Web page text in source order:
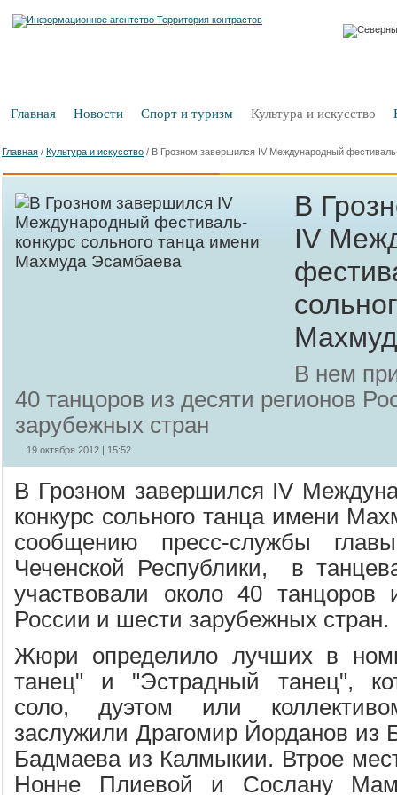
Главная Новости Спорт и туризм Культура и искусство
Главная / Культура и искусство / В Грозном завершился IV Международный
В
IV
В нем
40 танцоров из десяти регионов
зарубежных стран
19 октября 2012 | 15:52
В Грозном завершился IV
конкурс сольного танца имени
сообщению пресс-службы
Чеченской Республики, в
участвовали около 40 танцоров
России и шести зарубежных стран.
Жюри определило лучших в
танец" и "Эстрадный танец",
соло, дуэтом или
заслужили Драгомир Йорданов из
Бадмаева из Калмыкии. Втрое
Нонне Плиевой и Сослану